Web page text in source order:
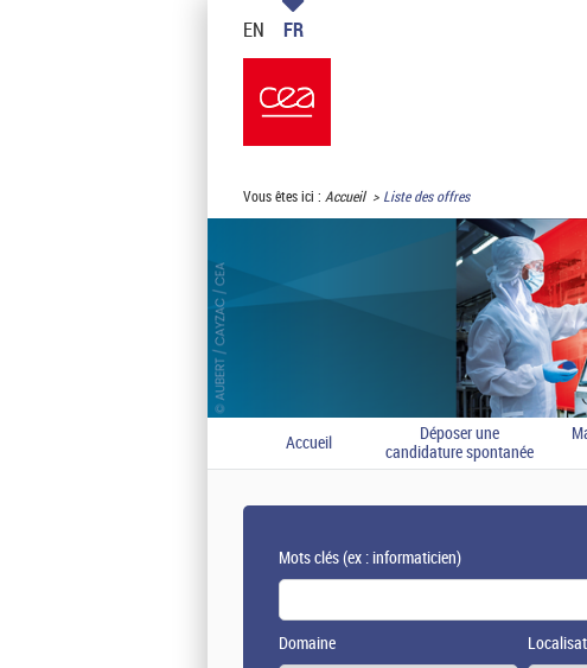
EN FR
Vous êtes ici : Accueil Liste des offres
Accueil
Déposer une
candidature spontanée
Mots clés(ex : informaticien)
Domaine